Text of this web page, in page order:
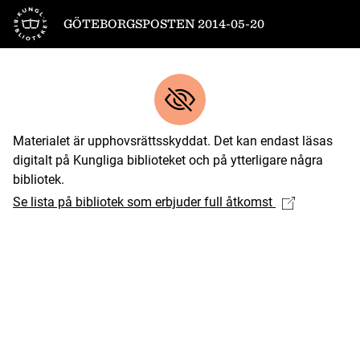
Till startsidan
GÖTEBORGSPOSTEN 2014-05-20
Materialet är upphovsrättsskyddat. Det kan endast läsas
digitalt på Kungliga biblioteket och på ytterligare några
bibliotek.
Se lista på bibliotek som erbjuder full åtkomst